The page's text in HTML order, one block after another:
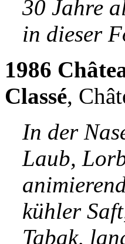
30 Jahre
in dieser
1986
Classé,
In der
Laub,
kühler
Tabak,